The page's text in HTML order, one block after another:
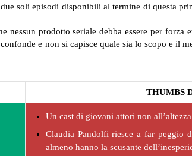
soli episodi disponibili al termine di questa
prodotto seriale debba essere per forza
e non si capisce quale sia lo scopo e il
THUMBS
Un cast di giovani attori non all’altezza
Claudia Pandolfi riesce a far peggio
almeno hanno la scusante